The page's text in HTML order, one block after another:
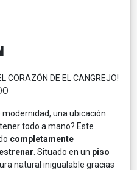
CORAZÓN DE EL CANGREJO!
una ubicación
todo a mano? Este
completamente
. Situado en un piso
natural inigualable gracias